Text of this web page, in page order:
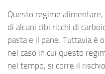
Questo regime alimentare,
di alcuni cibi ricchi di
pasta e il pane. Tuttavia è
nel caso in cui questo
nel tempo, si corre il